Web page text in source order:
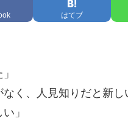
はてブ
く、人見知りだと新し
」